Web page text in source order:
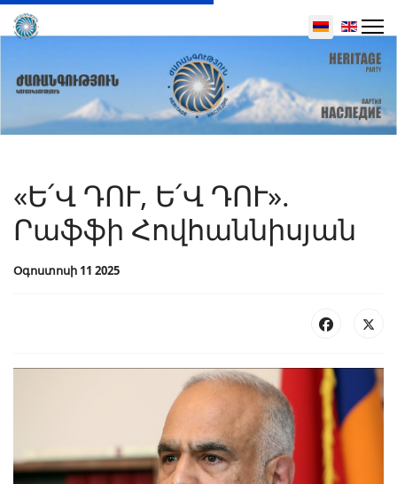
Select your
«Ե՛Վ ԴՈՒ, Ե՛Վ ԴՈՒ».
Րաֆֆի Հովհաննիսյան
Օգոստոսի 11 2025